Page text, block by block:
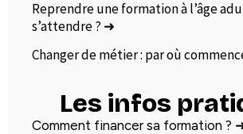
Reprendre une formation à l’âge
s’attendre ? ➜
Changer de métier : par où
Les infos
Comment financer sa formation ?